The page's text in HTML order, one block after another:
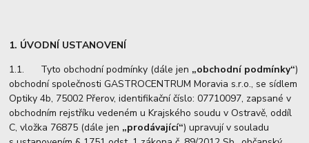
1. ÚVODNÍ USTANOVENÍ
1.1. Tyto obchodní podmínky (dále jen „obchodní podmínky“)
obchodní společnosti GASTROCENTRUM Moravia s.r.o., se sídlem
Optiky 4b, 75002 Přerov, identifikační číslo: 07710097, zapsané v
obchodním rejstříku vedeném u Krajského soudu v Ostravě, oddíl
C, vložka 76875 (dále jen „prodávající“) upravují v souladu